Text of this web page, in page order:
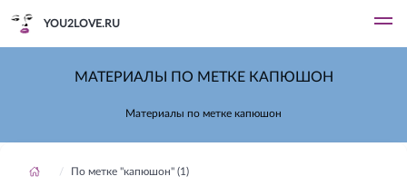
YOU2LOVE.RU
МАТЕРИАЛЫ ПО МЕТКЕ КАПЮШОН
Материалы по метке капюшон
По метке "капюшон" (1)